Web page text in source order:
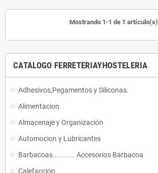
CATALOGO FERRETERIAYHOSTELERIA
Adhesivos,Pegamentos y Siliconas.
Alimentacion
Almacenaje y Organización
Automocion y Lubricantes
Barbacoas........... Accesorios Barbacoa
Calefaccion
Mostrando 1-1 de 1 artículo(s)